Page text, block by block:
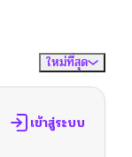
ใหม่ที่สุด
เข้าสู่ระบบ